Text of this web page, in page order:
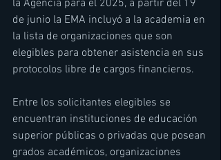
la Agencia para el 2025, a partir del 19
de junio la EMA incluyó a la academia en
la lista de organizaciones que son
elegibles para obtener asistencia en sus
protocolos libre de cargos financieros.
Entre los solicitantes elegibles se
encuentran instituciones de educación
superior públicas o privadas que posean
grados académicos, organizaciones